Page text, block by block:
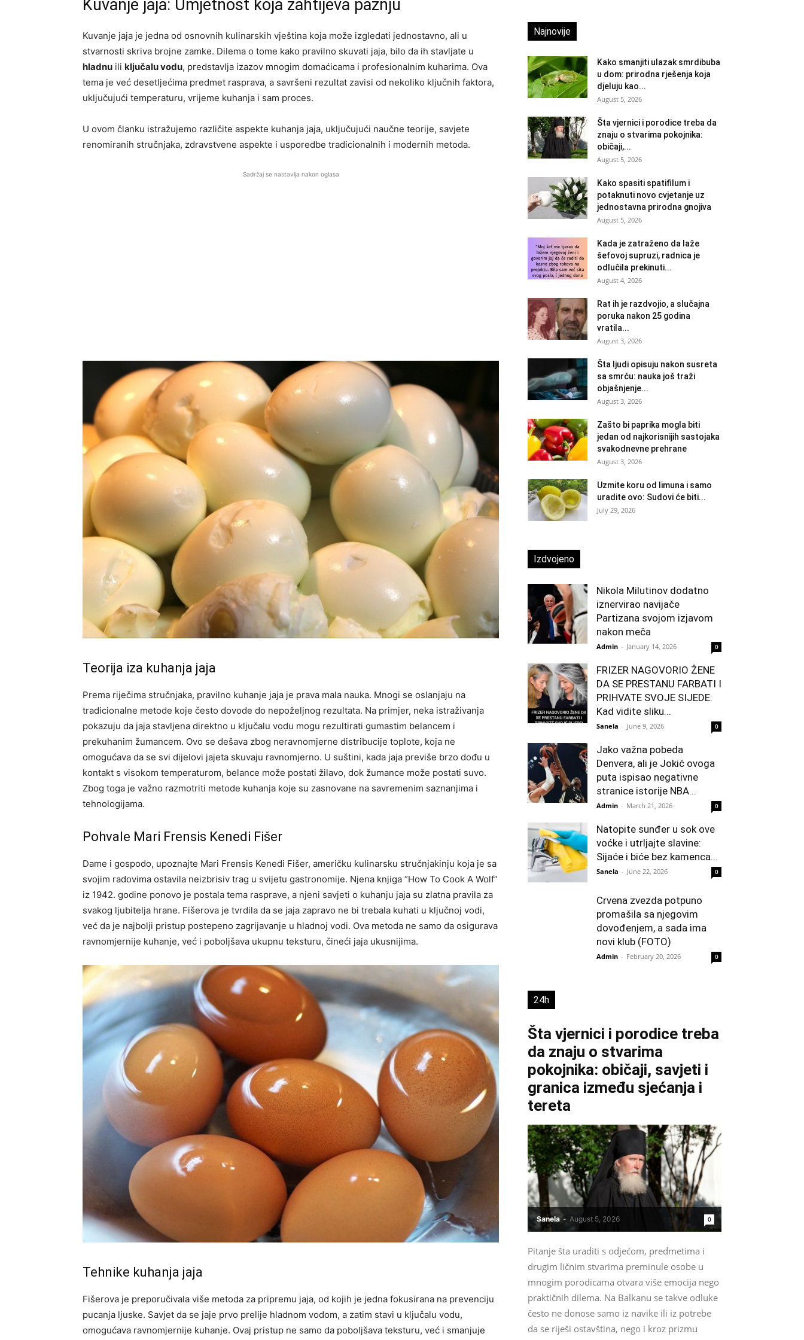
Kuvanje jaja: Umjetnost koja zahtijeva pažnju
Kuvanje jaja je jedna od osnovnih kulinarskih vještina koja može izgledati jednostavno, ali u
stvarnosti skriva brojne zamke. Dilema o tome kako pravilno skuvati jaja, bilo da ih stavljate u
hladnu ili ključalu vodu, predstavlja izazov mnogim domaćicama i profesionalnim kuharima. Ova
tema je već desetljećima predmet rasprava, a savršeni rezultat zavisi od nekoliko ključnih faktora,
uključujući temperaturu, vrijeme kuhanja i sam proces.
U ovom članku istražujemo različite aspekte kuhanja jaja, uključujući naučne teorije, savjete
renomiranih stručnjaka, zdravstvene aspekte i usporedbe tradicionalnih i modernih metoda.
Sadržaj se nastavlja nakon oglasa
Teorija iza kuhanja jaja
Prema riječima stručnjaka, pravilno kuhanje jaja je prava mala nauka. Mnogi se oslanjaju na
tradicionalne metode koje često dovode do nepoželjnog rezultata. Na primjer, neka istraživanja
pokazuju da jaja stavljena direktno u ključalu vodu mogu rezultirati gumastim belancem i
prekuhanim žumancem. Ovo se dešava zbog neravnomjerne distribucije toplote, koja ne
omogućava da se svi dijelovi jajeta skuvaju ravnomjerno. U suštini, kada jaja previše brzo dođu u
kontakt s visokom temperaturom, belance može postati žilavo, dok žumance može postati suvo.
Zbog toga je važno razmotriti metode kuhanja koje su zasnovane na savremenim saznanjima i
tehnologijama.
Pohvale Mari Frensis Kenedi Fišer
Dame i gospodo, upoznajte Mari Frensis Kenedi Fišer, američku kulinarsku stručnjakinju koja je sa
svojim radovima ostavila neizbrisiv trag u svijetu gastronomije. Njena knjiga “How To Cook A Wolf”
iz 1942. godine ponovo je postala tema rasprave, a njeni savjeti o kuhanju jaja su zlatna pravila za
svakog ljubitelja hrane. Fišerova je tvrdila da se jaja zapravo ne bi trebala kuhati u ključnoj vodi,
već da je najbolji pristup postepeno zagrijavanje u hladnoj vodi. Ova metoda ne samo da osigurava
ravnomjernije kuhanje, već i poboljšava ukupnu teksturu, čineći jaja ukusnijima.
Tehnike kuhanja jaja
Fišerova je preporučivala više metoda za pripremu jaja, od kojih je jedna fokusirana na prevenciju
pucanja ljuske. Savjet da se jaje prvo prelije hladnom vodom, a zatim stavi u ključalu vodu,
omogućava ravnomjernije kuhanje. Ovaj pristup ne samo da poboljšava teksturu, već i smanjuje
Najnovije
Kako smanjiti ulazak smrdibuba
u dom: prirodna rješenja koja
djeluju kao...
August 5, 2026
Šta vjernici i porodice treba da
znaju o stvarima pokojnika:
običaji,...
August 5, 2026
Kako spasiti spatifilum i
potaknuti novo cvjetanje uz
jednostavna prirodna gnojiva
August 5, 2026
Kada je zatraženo da laže
šefovoj supruzi, radnica je
odlučila prekinuti...
August 4, 2026
Rat ih je razdvojio, a slučajna
poruka nakon 25 godina
vratila...
August 3, 2026
Šta ljudi opisuju nakon susreta
sa smrću: nauka još traži
objašnjenje...
August 3, 2026
Zašto bi paprika mogla biti
jedan od najkorisnijih sastojaka
svakodnevne prehrane
August 3, 2026
Uzmite koru od limuna i samo
uradite ovo: Sudovi će biti...
July 29, 2026
Izdvojeno
Nikola Milutinov dodatno
iznervirao navijače
Partizana svojom izjavom
nakon meča
Admin - January 14, 2026 0
FRIZER NAGOVORIO ŽENE
DA SE PRESTANU FARBATI I
PRIHVATE SVOJE SIJEDE:
Kad vidite sliku...
Sanela - June 9, 2026 0
Jako važna pobeda
Denvera, ali je Jokić ovoga
puta ispisao negativne
stranice istorije NBA...
Admin - March 21, 2026 0
Natopite sunđer u sok ove
voćke i utrljajte slavine:
Sijaće i biće bez kamenca...
Sanela - June 22, 2026 0
Crvena zvezda potpuno
promašila sa njegovim
dovođenjem, a sada ima
novi klub (FOTO)
Admin - February 20, 2026 0
24h
Šta vjernici i porodice treba
da znaju o stvarima
pokojnika: običaji, savjeti i
granica između sjećanja i
tereta
Sanela - August 5, 2026 0
Pitanje šta uraditi s odjećom, predmetima i
drugim ličnim stvarima preminule osobe u
mnogim porodicama otvara više emocija nego
praktičnih dilema. Na Balkanu se takve odluke
često ne donose samo iz navike ili iz potrebe
da se riješi ostavština, nego i kroz prizmu